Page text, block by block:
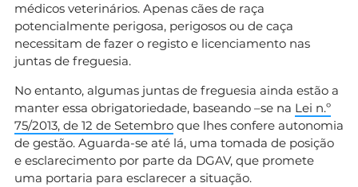
médicos veterinários. Apenas cães de raça
potencialmente perigosa, perigosos ou de caça
necessitam de fazer o registo e licenciamento nas
juntas de freguesia.
No entanto, algumas juntas de freguesia ainda estão a
manter essa obrigatoriedade, baseando –se na Lei n.º
75/2013, de 12 de Setembro que lhes confere autonomia
de gestão. Aguarda-se até lá, uma tomada de posição
e esclarecimento por parte da DGAV, que promete
uma portaria para esclarecer a situação.